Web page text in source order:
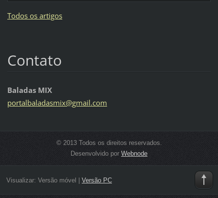
Todos os artigos
Contato
Baladas MIX
portalbaladasmix@gmail.com
© 2013 Todos os direitos reservados.
Desenvolvido por Webnode
Visualizar: Versão móvel Versão PC